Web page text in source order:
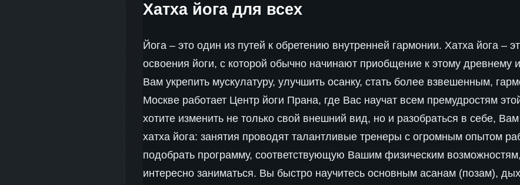
Хатха йога для всех
Йога – это один из путей к обретению внутренней гармонии. Хатха йога –
освоения йоги, с которой обычно начинают приобщение к этому древнему
Вам укрепить мускулатуру, улучшить осанку, стать более взвешенным,
Москве работает Центр йоги Прана, где Вас научат всем премудростям
хотите изменить не только свой внешний вид, но и разобраться в себе,
хатха йога: занятия проводят талантливые тренеры с огромным опытом
подобрать программу, соответствующую Вашим физическим
интересно заниматься. Вы быстро научитесь основным асанам (позам),